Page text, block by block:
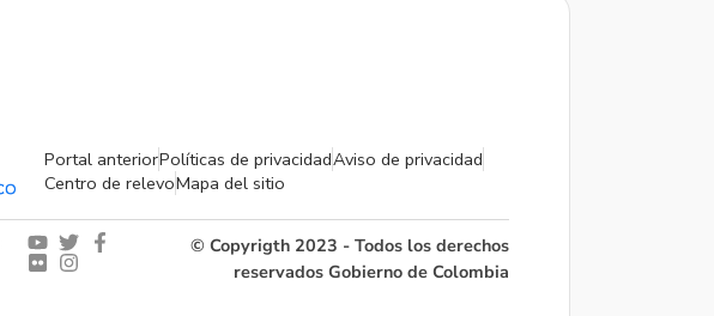
Portal anteriorPolíticas de privacidadAviso de privacidad
Centro de relevoMapa del sitio
© Copyrigth 2023 - Todos los derechos
reservados Gobierno de Colombia